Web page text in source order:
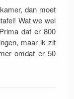
dan moet
Wat we wel
dat er 800
maar ik zit
omdat er 50